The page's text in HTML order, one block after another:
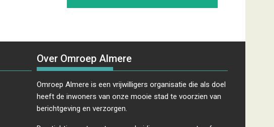
Over Omroep Almere
Omroep Almere is een vrijwilligers organisatie die als doel
heeft de inwoners van onze mooie stad te voorzien van
berichtgeving en verzorgen.